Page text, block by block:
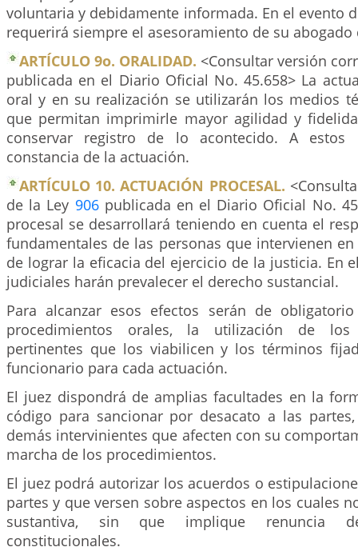
voluntaria y debidamente informada. En el evento
requerirá siempre el asesoramiento de su abogado
ARTÍCULO 9o. ORALIDAD. <Consultar versión
publicada en el Diario Oficial No. 45.658> La
oral y en su realización se utilizarán los medios
que permitan imprimirle mayor agilidad y
conservar registro de lo acontecido. A estos
constancia de la actuación.
ARTÍCULO 10. ACTUACIÓN PROCESAL.
de la Ley 906publicada en el Diario Oficial No.
procesal se desarrollará teniendo en cuenta el
fundamentales de las personas que intervienen
de lograr la eficacia del ejercicio de la justicia. En
judiciales harán prevalecer el derecho sustancial.
Para alcanzar esos efectos serán de
procedimientos orales, la utilización de los
pertinentes que los viabilicen y los términos
funcionario para cada actuación.
El juez dispondrá de amplias facultades en la
código para sancionar por desacato a las
demás intervinientes que afecten con su
marcha de los procedimientos.
El juez podrá autorizar los acuerdos o
partes y que versen sobre aspectos en los cuales
sustantiva, sin que implique renuncia
constitucionales.